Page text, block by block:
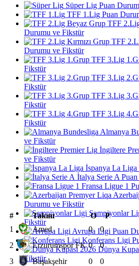
Süper Lig Puan
TFF 1.Lig Puan
TFF
Durumu ve Fikstür
TFF
Durumu ve Fikstür
TFF 3.Lig
Fikstür
TFF 3.Lig
Fikstür
TFF 3.Lig
Fikstür
TFF 3.Lig
Fikstür
Almanya
ve Fikstür
İngiltere
ve Fikstür
İspanya La
İtalya Serie A
Fransa Ligue 1
Durumu ve Fikstür
Şampiyonlar
Fikstür
Avrupa Ligi Puan
Konferans Ligi
Dünya
Fikstür
# Takım O
P
1
Amed 0
0
2
Erzurumspor FK 0
0
3
Başakşehir 0
0